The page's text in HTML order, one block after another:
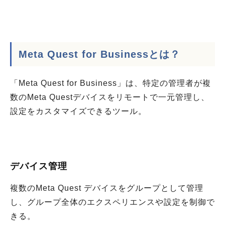
Meta Quest for Businessとは ？
「Meta Quest for Business」は、特定の管理者が複
数のMeta Questデバイスをリモートで一元管理し、
設定をカスタマイズできるツール。
デバイス管理
複数のMeta Quest デバイスをグループとして管理
し、グループ全体のエクスペリエンスや設定を制御で
きる。